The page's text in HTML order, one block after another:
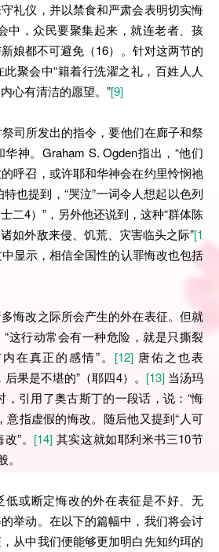
礼仪，并以禁食和严肃会表明切实悔
中，众民要聚集起来，就连老者、孩
娘都不可避免（16）。针对这两节的
聚会中“籍着行洗濯之礼，百姓人人
心有清洁的愿望。”[9]
司所发出的指令，要他们在廊子和祭
神。Graham S. Ogden指出，“他们
呼召，或许耶和华神会在约里怜悯祂
特也提到，“哭泣”一词令人想起以色列
二4）”，另外他还说到，这种“群体陈
如外敌来侵、饥荒、灾害临头之际”[1
显示，相信全国性的认罪悔改也包括
悔改之际所会产生的外在表征。但就
这行动常会有一种危险，就是只撕裂
在真正的感情”。 [12] 唐佑之也表
果是不堪的”（耶四4）。 [13]当汤玛
，引用了奥古斯丁的一段话，说：“悔
意指虚假的悔改。随后他又提到“人可
”。 [14] 其实这就如耶利米书三10节
低或断定悔改的外在表征是不好、无
举动。在以下的篇幅中，我们将会讨
从中我们便能够更加明白先知约珥的